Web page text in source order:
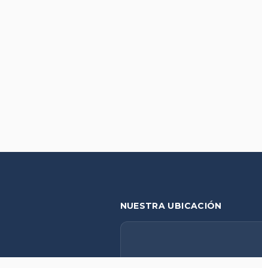
NUESTRA UBICACIÓN